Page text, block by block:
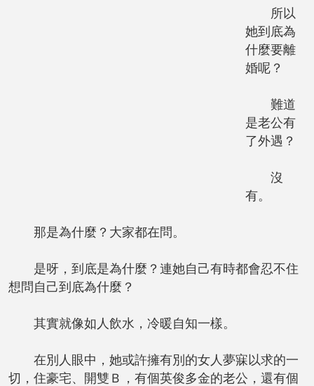
所以
她到底為
什麼要離
婚呢？
難道
是老公有
了外遇？
沒
有。
那是為什麼？大家都在問。
是呀，到底是為什麼？連她自己有時都會忍不住
想問自己到底為什麼？
其實就像如人飲水，冷暖自知一樣。
在別人眼中，她或許擁有別的女人夢寐以求的一
切，住豪宅、開雙Ｂ，有個英俊多金的老公，還有個